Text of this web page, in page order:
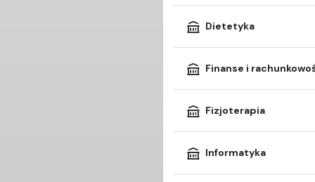
Dietetyka
Finanse i
Fizjoterapia
Informatyka